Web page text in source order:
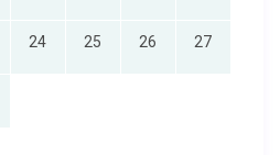
24 25 26 27